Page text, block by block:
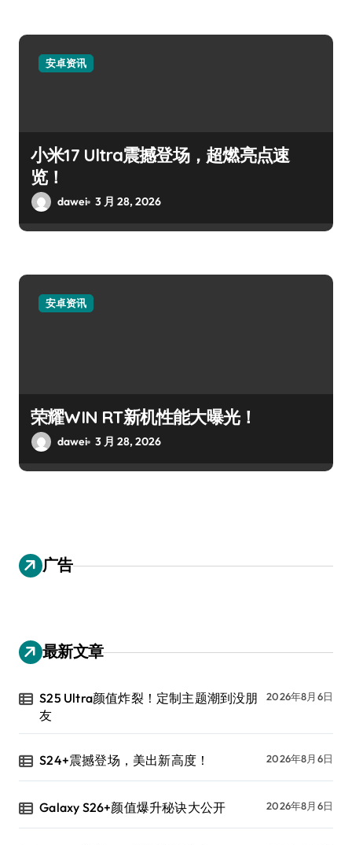
安卓资讯
小米17 Ultra震撼登场，超燃亮点速
览！
dawei 3 月 28, 2026
安卓资讯
荣耀WIN RT新机性能大曝光！
dawei 3 月 28, 2026
广告
最新文章
S25 Ultra颜值炸裂！定制主题潮到没朋
友
2026年8月6日
S24+震撼登场，美出新高度！ 2026年8月6日
Galaxy S26+颜值爆升秘诀大公开 2026年8月6日